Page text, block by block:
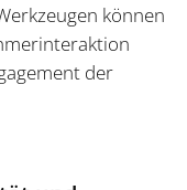
können
der